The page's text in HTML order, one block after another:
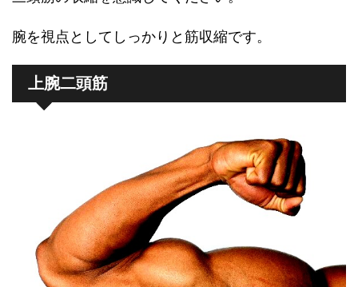
腕を視点としてしっかりと筋収縮です。
上腕二頭筋